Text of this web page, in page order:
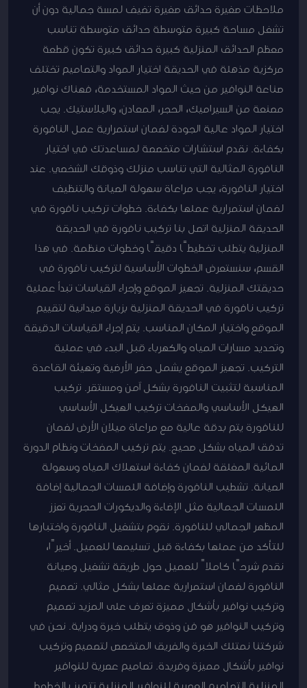
ملاحظات صغيرة حدائق صغيرة تضيف لمسة جمالية دون أن
تشغل مساحة كبيرة متوسطة حدائق متوسطة تناسب
معظم الحدائق المنزلية كبيرة حدائق كبيرة تكون قطعة
مركزية مذهلة في الحديقة اختيار المواد والتصاميم تختلف
صناعة النوافير من حيث المواد المستخدمة، فهناك نوافير
مصنعة من السيراميك، الحجر، المعادن، والبلاستيك. يجب
اختيار المواد عالية الجودة لضمان استمرارية عمل النافورة
بكفاءة. نقدم استشارات متخصصة لمساعدتك في اختيار
النافورة المثالية التي تناسب منزلك وذوقك الشخصي. عند
اختيار النافورة، يجب مراعاة سهولة الصيانة والتنظيف
لضمان استمرارية عملها بكفاءة. خطوات تركيب نافورة في
الحديقة المنزلية اتصل بنا تركيب نافورة في الحديقة
المنزلية يتطلب تخطيطًا دقيقًا وخطوات منظمة. في هذا
القسم، سنستعرض الخطوات الأساسية لتركيب نافورة في
حديقتك المنزلية. تجهيز الموقع وإجراء القياسات تبدأ عملية
تركيب نافورة في الحديقة المنزلية بزيارة ميدانية لتقييم
الموقع واختيار المكان المناسب. يتم إجراء القياسات الدقيقة
وتحديد مسارات المياه والكهرباء قبل البدء في عملية
التركيب. تجهيز الموقع يشمل حفر الأرضية وتهيئة القاعدة
المناسبة لتثبيت النافورة بشكل آمن ومستقر. تركيب
الهيكل الأساسي والمضخات تركيب الهيكل الأساسي
للنافورة يتم بدقة عالية مع مراعاة ميلان الأرض لضمان
تدفق المياه بشكل صحيح. يتم تركيب المضخات ونظام الدورة
المائية المغلقة لضمان كفاءة استهلاك المياه وسهولة
الصيانة. تشطيب النافورة وإضافة اللمسات الجمالية إضافة
اللمسات الجمالية مثل الإضاءة والديكورات الحجرية تعزز
المظهر الجمالي للنافورة. نقوم بتشغيل النافورة واختبارها
للتأكد من عملها بكفاءة قبل تسليمها للعميل. أخيرًا،
نقدم شرحًا كاملاً للعميل حول طريقة تشغيل وصيانة
النافورة لضمان استمرارية عملها بشكل مثالي. تصميم
وتركيب نوافير بأشكال مميزة تعرف على المزيد تصميم
وتركيب النوافير هو فن وذوق يتطلب خبرة ودراية. نحن في
شركتنا نمتلك الخبرة والفريق المتخصص لتصميم وتركيب
نوافير بأشكال مميزة وفريدة. تصاميم عصرية للنوافير
المنزلية التصاميم العصرية للنوافير المنزلية تتميز بالخطوط